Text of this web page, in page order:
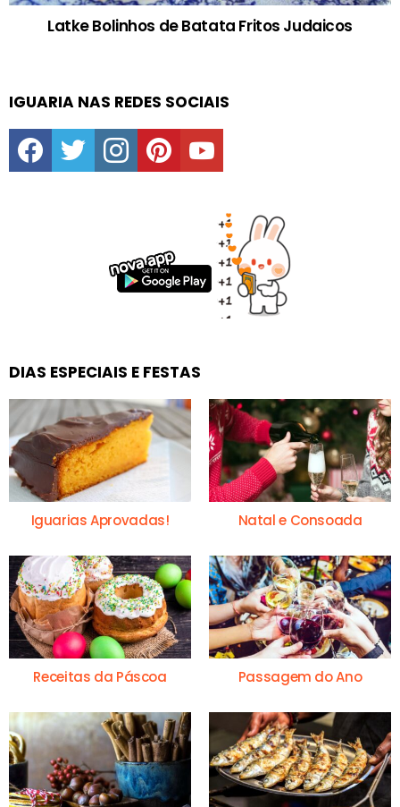
Latke Bolinhos de Batata Fritos Judaicos
IGUARIA NAS REDES SOCIAIS
facebooktwitter instagrampinterestyoutube
DIAS ESPECIAIS E FESTAS
Iguarias Aprovadas! Natal e Consoada
Receitas da Páscoa Passagem do Ano